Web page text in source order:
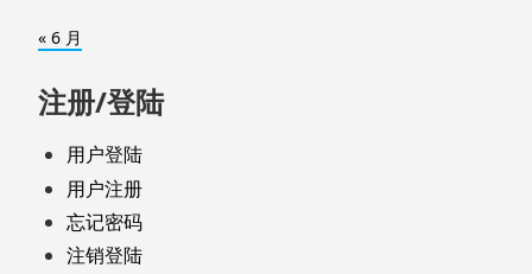
« 6 月
注册/登陆
用户登陆
用户注册
忘记密码
注销登陆